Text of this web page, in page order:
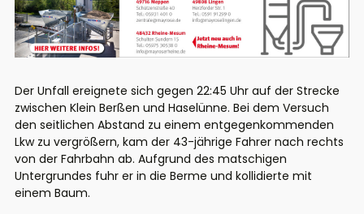
Der Unfall ereignete sich gegen 22:45 Uhr auf der Strecke
zwischen Klein Berßen und Haselünne. Bei dem Versuch
den seitlichen Abstand zu einem entgegenkommenden
Lkw zu vergrößern, kam der 43-jährige Fahrer nach rechts
von der Fahrbahn ab. Aufgrund des matschigen
Untergrundes fuhr er in die Berme und kollidierte mit
einem Baum.